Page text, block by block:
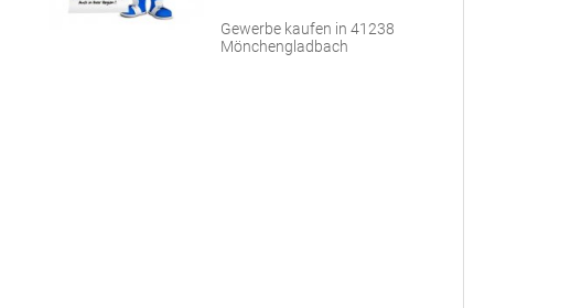
Gewerbe kaufen in 41238
Mönchengladbach